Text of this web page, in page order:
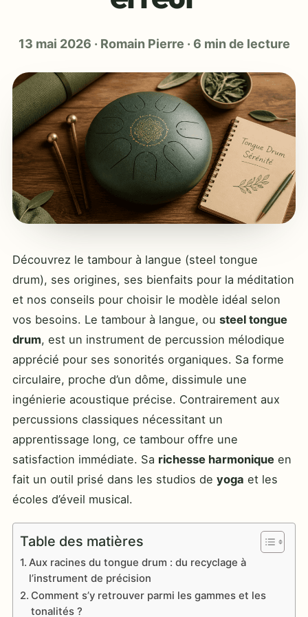
13 mai 2026 · Romain Pierre · 6 min de lecture
Découvrez le tambour à langue (steel tongue
drum), ses origines, ses bienfaits pour la méditation
et nos conseils pour choisir le modèle idéal selon
vos besoins. Le tambour à langue, ou steel tongue
drum, est un instrument de percussion mélodique
apprécié pour ses sonorités organiques. Sa forme
circulaire, proche d’un dôme, dissimule une
ingénierie acoustique précise. Contrairement aux
percussions classiques nécessitant un
apprentissage long, ce tambour offre une
satisfaction immédiate. Sa richesse harmonique en
fait un outil prisé dans les studios de yoga et les
écoles d’éveil musical.
Table des matières
Aux racines du tongue drum : du recyclage à
l’instrument de précision
Comment s’y retrouver parmi les gammes et les
tonalités ?